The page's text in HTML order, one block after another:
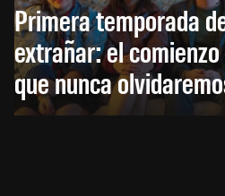
Primera temporada
extrañar: el
que nunca